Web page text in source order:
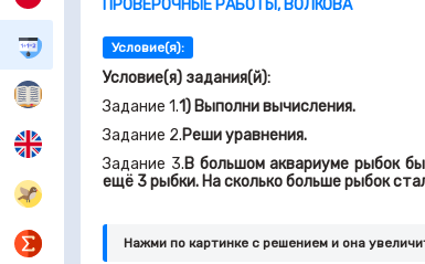
ПРОВЕРОЧНЫЕ РАБОТЫ, ВОЛКОВА
Условие(я):
Условие(я) задания(й):
Задание 1.1) Выполни вычисления.
Задание 2.Реши уравнения.
Задание 3.В большом аквариуме рыбок
ещё 3 рыбки. На сколько больше рыбок
Нажми по картинке c решением и она